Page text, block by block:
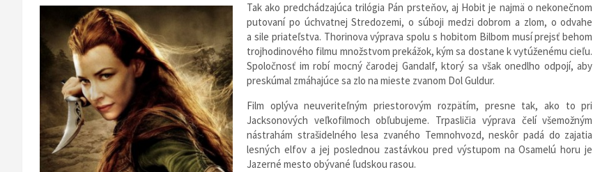
Tak ako predchádzajúca trilógia Pán prsteňov, aj Hobit je najmä o nekonečnom
putovaní po úchvatnej Stredozemi, o súboji medzi dobrom a zlom, o odvahe
a sile priateľstva. Thorinova výprava spolu s hobitom Bilbom musí prejsť behom
trojhodinového filmu množstvom prekážok, kým sa dostane k vytúženému cieľu.
Spoločnosť im robí mocný čarodej Gandalf, ktorý sa však onedlho odpojí, aby
preskúmal zmáhajúce sa zlo na mieste zvanom Dol Guldur.
Film oplýva neuveriteľným priestorovým rozpätím, presne tak, ako to pri
Jacksonových veľkofilmoch obľubujeme. Trpasličia výprava čelí všemožným
nástrahám strašidelného lesa zvaného Temnohvozd, neskôr padá do zajatia
lesných elfov a jej poslednou zastávkou pred výstupom na Osamelú horu je
Jazerné mesto obývané ľudskou rasou.